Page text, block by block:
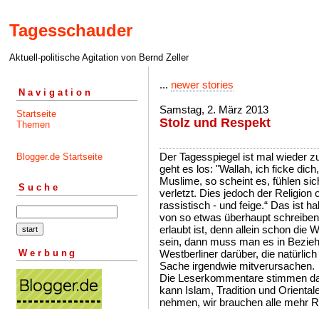
Tagesschauder
Aktuell-politische Agitation von Bernd Zeller
Navigation
Startseite
Themen
Blogger.de Startseite
Suche
Werbung
... newer stories
Samstag, 2. März 2013
Stolz und Respekt
Der Tagesspiegel ist mal wieder
geht es los: "Wallah, ich ficke
Muslime, so scheint es, fühlen
verletzt. Dies jedoch der Religion
rassistisch - und feige.“ Das ist
von so etwas überhaupt
erlaubt ist, denn allein schon die
sein, dann muss man es in
Westberliner darüber, die
Sache irgendwie mitverursachen.
Die Leserkommentare stimmen
kann Islam, Tradition und
nehmen, wir brauchen alle mehr